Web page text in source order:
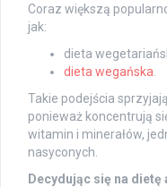
Coraz większą
jak:
dieta
dieta wegańska
Takie podejścia
ponieważ koncentrują
witamin i minerałów,
nasyconych.
Decydując się na dietę